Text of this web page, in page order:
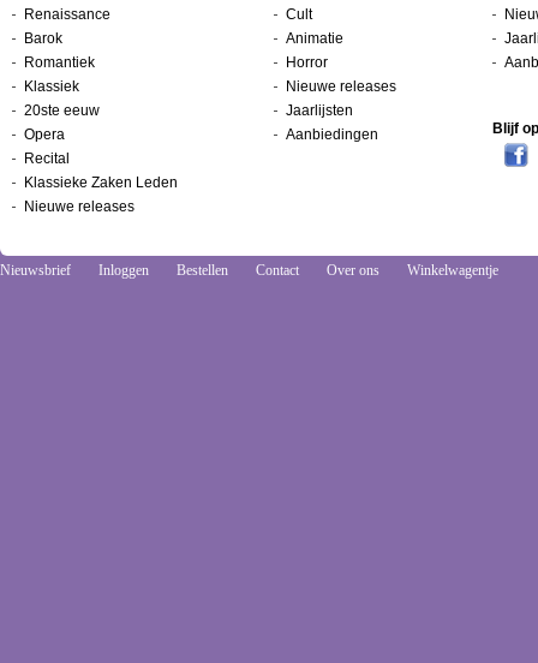
Renaissance
Barok
Romantiek
Klassiek
20ste eeuw
Opera
Recital
Klassieke Zaken Leden
Nieuwe releases
Cult
Animatie
Horror
Nieuwe releases
Jaarlijsten
Aanbiedingen
Blijf
Nieuwsbrief Inloggen Bestellen Contact Over ons Winkelwagentje